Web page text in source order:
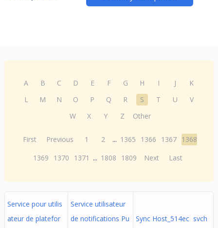
A B C D E F G H I J
K
L
M N O P Q R S T U
V
W
X Y Z Other
First Previous 1 2 ... 1365 1366 1367 1368
1369
1370 1371 ... 1808 1809 Next Last
Service pour utilis
ateur de platefor
Service utilisateur
de notifications Pu
Sync Host_514ec svch